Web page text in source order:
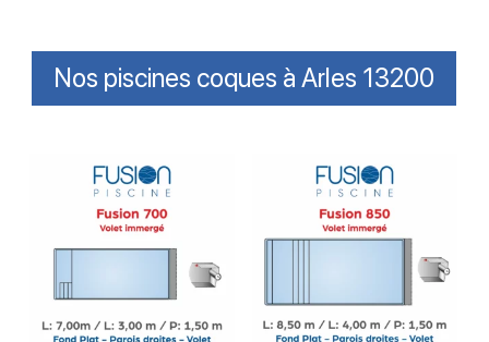
Nos piscines coques à Arles 13200